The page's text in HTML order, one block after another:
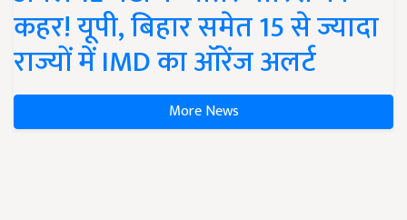
कहर! यूपी, बिहार समेत 15 से ज्यादा
राज्यों में IMD का ऑरेंज अलर्ट
More News